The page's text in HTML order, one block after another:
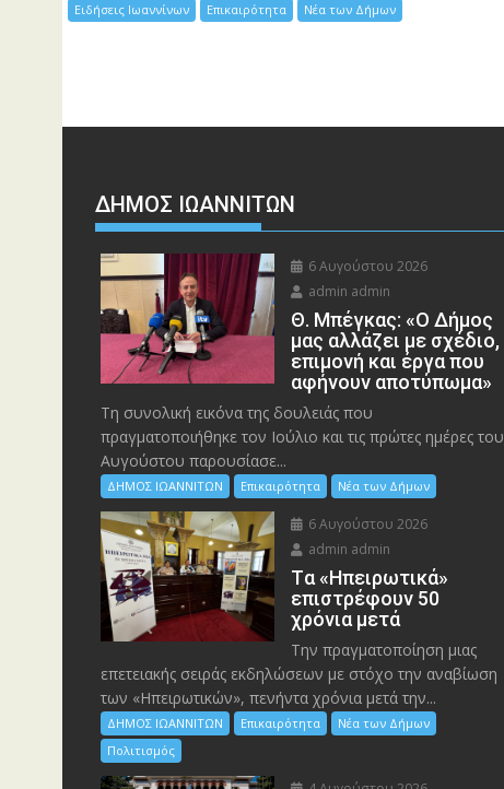
Ειδήσεις Ιωαννίνων Επικαιρότητα Νέα των Δήμων
ΔΗΜΟΣ ΙΩΑΝΝΙΤΩΝ
6 Αυγούστου 2026
admin admin
Θ. Μπέγκας: «Ο Δήμος
μας αλλάζει με σχέδιο,
επιμονή και έργα που
αφήνουν αποτύπωμα»
Τη συνολική εικόνα της δουλειάς που
πραγματοποιήθηκε τον Ιούλιο και τις πρώτες ημέρες του
Αυγούστου παρουσίασε...
ΔΗΜΟΣ ΙΩΑΝΝΙΤΩΝ Επικαιρότητα Νέα των Δήμων
6 Αυγούστου 2026
admin admin
Tα «Ηπειρωτικά»
επιστρέφουν 50
χρόνια μετά
Την πραγματοποίηση μιας
επετειακής σειράς εκδηλώσεων με στόχο την αναβίωση
των «Ηπειρωτικών», πενήντα χρόνια μετά την...
ΔΗΜΟΣ ΙΩΑΝΝΙΤΩΝ Επικαιρότητα
Νέα των Δήμων
Πολιτισμός